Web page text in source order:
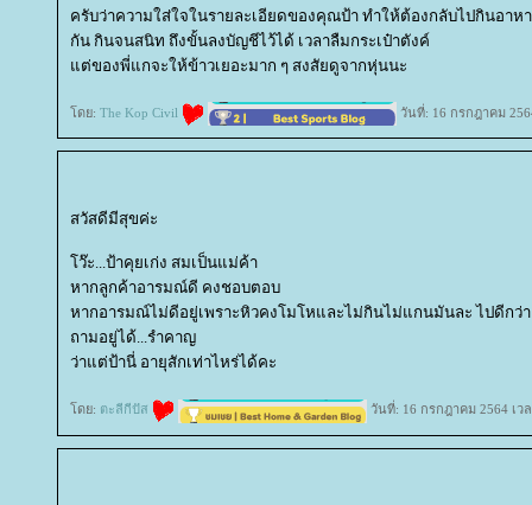
ครับว่าความใส่ใจในรายละเอียดของคุณป้า ทำให้ต้องกลับไปกินอาห
กัน กินจนสนิท ถึงขั้นลงบัญชีไว้ได้ เวลาลืมกระเป๋าตังค์
ต่ของพี่แกจะให้ข้าวเยอะมาก ๆ สงสัยดูจากหุ่นนะ
ดย: The Kop Civil วันที่: 16 กรกฎาคม
สวัสดีมีสุขค่ะ
ว๊ะ...ป้าคุยเก่ง สมเป็นแม่ค้า
หากลูกค้าอารมณ์ดี คงชอบตอบ
หากอารมณ์ไม่ดีอยู่เพราะหิวคงโมโหและไม่กินไม่แกนมันละ ไปดีกว่า
ถามอยู่ได้...รำคาญ
ว่าแต่ป้านี่ อายุสักเท่าไหร่ได้คะ
ดย: ตะลีกีปัส วันที่: 16 กรกฎาคม 2564 เว